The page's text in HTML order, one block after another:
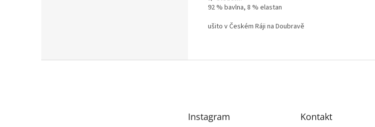
92 % bavlna, 8 % elastan
ušito v Českém Ráji na Doubravě
Instagram Kontakt